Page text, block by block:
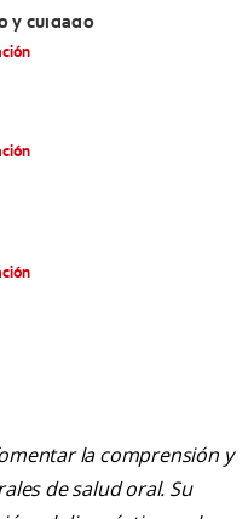
y cuidado
la comprensión y
de salud oral. Su